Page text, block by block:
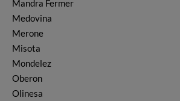
Mandra Fermer
Medovina
Merone
Misota
Mondelez
Oberon
Olinesa